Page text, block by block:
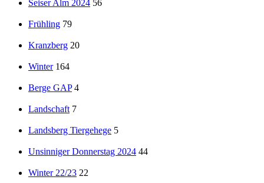
Seiser Alm 2024 56
Frühling 79
Kranzberg 20
Winter 164
Berge GAP 4
Landschaft 7
Landsberg Tiergehege 5
Unsinniger Donnerstag 2024 44
Winter 22/23 22